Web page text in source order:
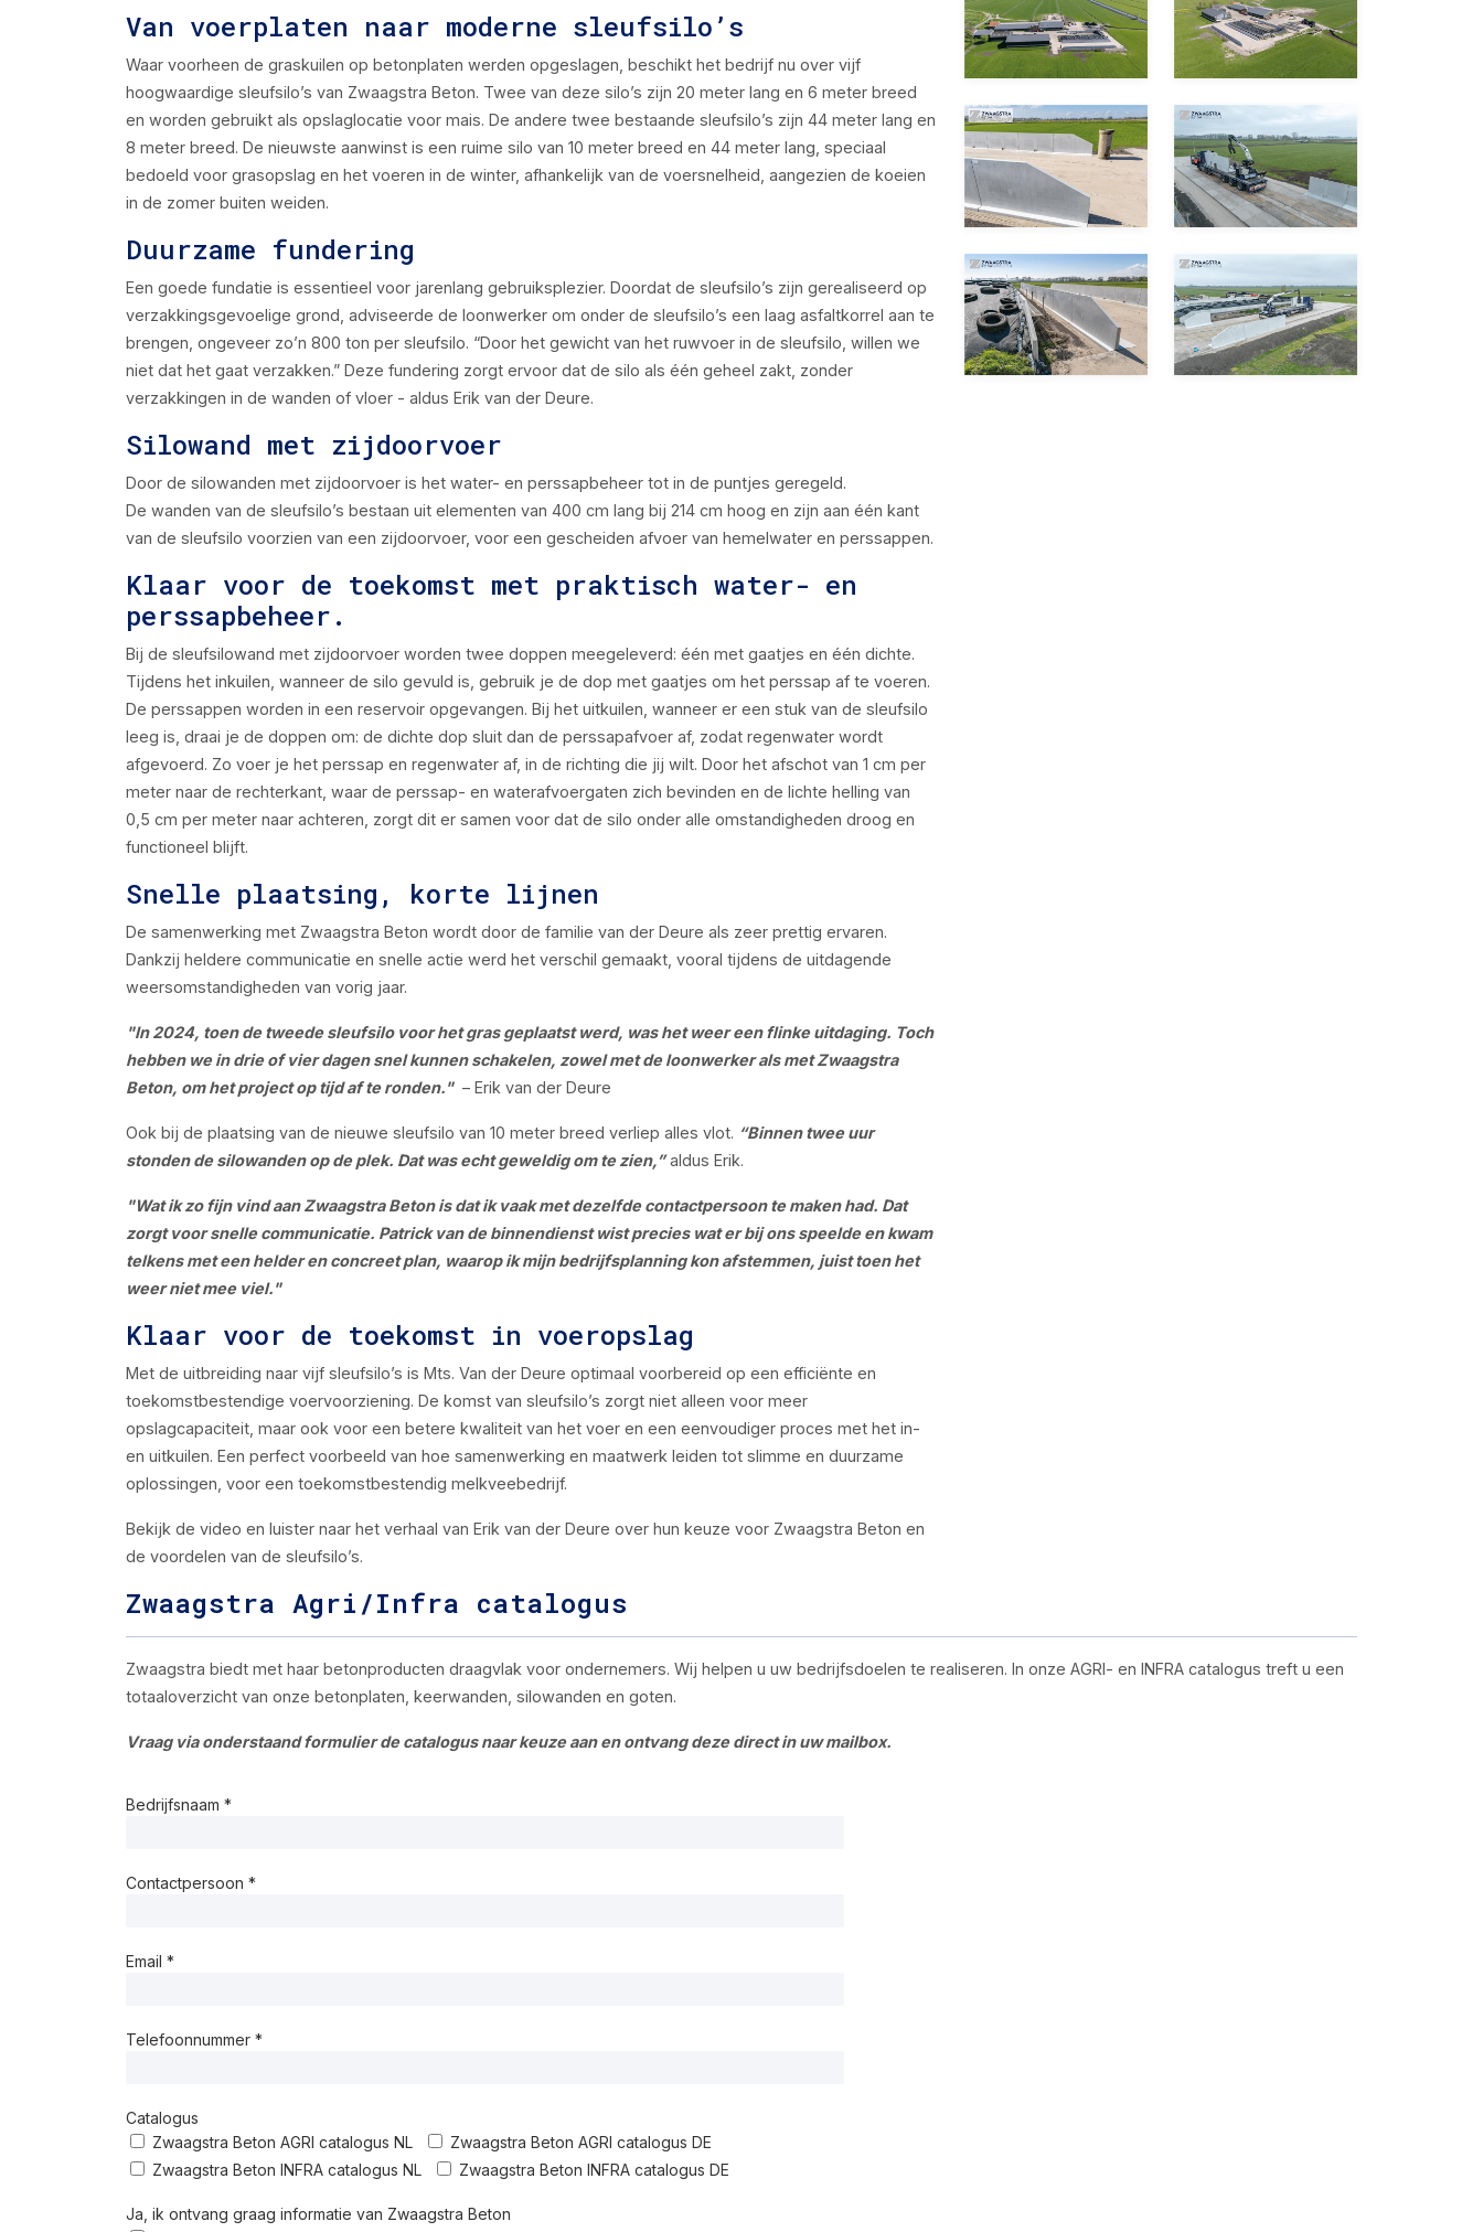
Van voerplaten naar moderne sleufsilo’s
Waar voorheen de graskuilen op betonplaten werden opgeslagen, beschikt het bedrijf nu over vijf
hoogwaardige sleufsilo’s van Zwaagstra Beton. Twee van deze silo’s zijn 20 meter lang en 6 meter breed
en worden gebruikt als opslaglocatie voor mais. De andere twee bestaande sleufsilo’s zijn 44 meter lang en
8 meter breed. De nieuwste aanwinst is een ruime silo van 10 meter breed en 44 meter lang, speciaal
bedoeld voor grasopslag en het voeren in de winter, afhankelijk van de voersnelheid, aangezien de koeien
in de zomer buiten weiden.
Duurzame fundering
Een goede fundatie is essentieel voor jarenlang gebruiksplezier. Doordat de sleufsilo’s zijn gerealiseerd op
verzakkingsgevoelige grond, adviseerde de loonwerker om onder de sleufsilo’s een laag asfaltkorrel aan te
brengen, ongeveer zo’n 800 ton per sleufsilo. “Door het gewicht van het ruwvoer in de sleufsilo, willen we
niet dat het gaat verzakken.” Deze fundering zorgt ervoor dat de silo als één geheel zakt, zonder
verzakkingen in de wanden of vloer - aldus Erik van der Deure.
Silowand met zijdoorvoer
Door de silowanden met zijdoorvoer is het water- en perssapbeheer tot in de puntjes geregeld.
De wanden van de sleufsilo’s bestaan uit elementen van 400 cm lang bij 214 cm hoog en zijn aan één kant
van de sleufsilo voorzien van een zijdoorvoer, voor een gescheiden afvoer van hemelwater en perssappen.
Klaar voor de toekomst met praktisch water- en
perssapbeheer.
Bij de sleufsilowand met zijdoorvoer worden twee doppen meegeleverd: één met gaatjes en één dichte.
Tijdens het inkuilen, wanneer de silo gevuld is, gebruik je de dop met gaatjes om het perssap af te voeren.
De perssappen worden in een reservoir opgevangen. Bij het uitkuilen, wanneer er een stuk van de sleufsilo
leeg is, draai je de doppen om: de dichte dop sluit dan de perssapafvoer af, zodat regenwater wordt
afgevoerd. Zo voer je het perssap en regenwater af, in de richting die jij wilt. Door het afschot van 1 cm per
meter naar de rechterkant, waar de perssap- en waterafvoergaten zich bevinden en de lichte helling van
0,5 cm per meter naar achteren, zorgt dit er samen voor dat de silo onder alle omstandigheden droog en
functioneel blijft.
Snelle plaatsing, korte lijnen
De samenwerking met Zwaagstra Beton wordt door de familie van der Deure als zeer prettig ervaren.
Dankzij heldere communicatie en snelle actie werd het verschil gemaakt, vooral tijdens de uitdagende
weersomstandigheden van vorig jaar.
"In 2024, toen de tweede sleufsilo voor het gras geplaatst werd, was het weer een flinke uitdaging. Toch
hebben we in drie of vier dagen snel kunnen schakelen, zowel met de loonwerker als met Zwaagstra
Beton, om het project op tijd af te ronden."– Erik van der Deure
Ook bij de plaatsing van de nieuwe sleufsilo van 10 meter breed verliep alles vlot. “Binnen twee uur
stonden de silowanden op de plek. Dat was echt geweldig om te zien,”aldus Erik.
"Wat ik zo fijn vind aan Zwaagstra Beton is dat ik vaak met dezelfde contactpersoon te maken had. Dat
zorgt voor snelle communicatie. Patrick van de binnendienst wist precies wat er bij ons speelde en kwam
telkens met een helder en concreet plan, waarop ik mijn bedrijfsplanning kon afstemmen, juist toen het
weer niet mee viel."
Klaar voor de toekomst in voeropslag
Met de uitbreiding naar vijf sleufsilo’s is Mts. Van der Deure optimaal voorbereid op een efficiënte en
toekomstbestendige voervoorziening. De komst van sleufsilo’s zorgt niet alleen voor meer
opslagcapaciteit, maar ook voor een betere kwaliteit van het voer en een eenvoudiger proces met het in-
en uitkuilen. Een perfect voorbeeld van hoe samenwerking en maatwerk leiden tot slimme en duurzame
oplossingen, voor een toekomstbestendig melkveebedrijf.
Bekijk de video en luister naar het verhaal van Erik van der Deure over hun keuze voor Zwaagstra Beton en
de voordelen van de sleufsilo’s.
Zwaagstra Agri/Infra catalogus
Zwaagstra biedt met haar betonproducten draagvlak voor ondernemers. Wij helpen u uw bedrijfsdoelen te realiseren. In onze AGRI- en INFRA catalogus treft u een
totaaloverzicht van onze betonplaten, keerwanden, silowanden en goten.
Vraag via onderstaand formulier de catalogus naar keuze aan en ontvang deze direct in uw mailbox.